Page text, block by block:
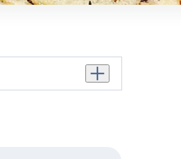
Personenanzahl erhöhen